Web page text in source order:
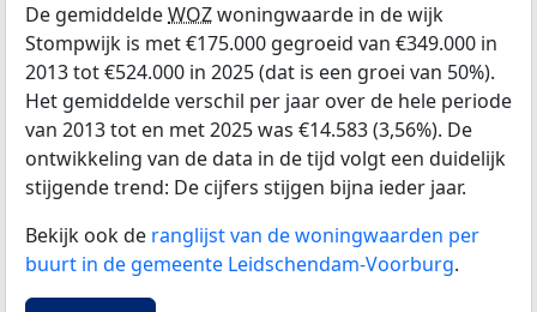
De gemiddeldeWOZwoningwaarde in de wijk
Stompwijk is met €175.000 gegroeid van €349.000 in
2013 tot €524.000 in 2025 (dat is een groei van 50%).
Het gemiddelde verschil per jaar over de hele periode
van 2013 tot en met 2025 was €14.583 (3,56%). De
ontwikkeling van de data in de tijd volgt een duidelijk
stijgende trend: De cijfers stijgen bijna ieder jaar.
Bekijk ook de ranglijst van de woningwaarden per
buurt in de gemeente Leidschendam-Voorburg.